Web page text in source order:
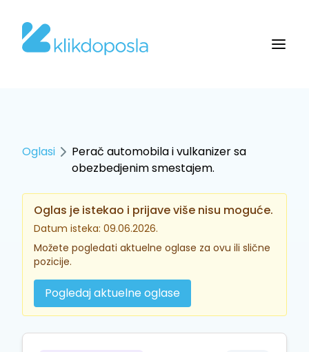
Oglasi
Perač automobila i vulkanizer sa
obezbedjenim smestajem.
Oglas je istekao i prijave više nisu moguće.
Datum isteka: 09.06.2026.
Možete pogledati aktuelne oglase za ovu ili slične
pozicije.
Pogledaj aktuelne oglase